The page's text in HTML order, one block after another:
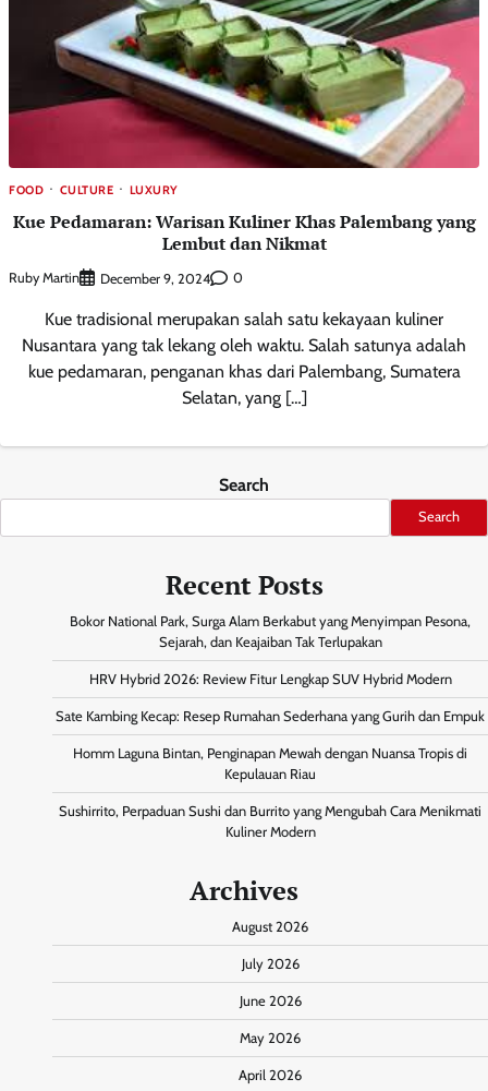
FOOD CULTURE LUXURY
Kue Pedamaran: Warisan Kuliner Khas Palembang yang
Lembut dan Nikmat
Ruby Martin December 9, 2024 0
Kue tradisional merupakan salah satu kekayaan kuliner
Nusantara yang tak lekang oleh waktu. Salah satunya adalah
kue pedamaran, penganan khas dari Palembang, Sumatera
Selatan, yang […]
Search
Search
Recent Posts
Bokor National Park, Surga Alam Berkabut yang Menyimpan Pesona,
Sejarah, dan Keajaiban Tak Terlupakan
HRV Hybrid 2026: Review Fitur Lengkap SUV Hybrid Modern
Sate Kambing Kecap: Resep Rumahan Sederhana yang Gurih dan Empuk
Homm Laguna Bintan, Penginapan Mewah dengan Nuansa Tropis di
Kepulauan Riau
Sushirrito, Perpaduan Sushi dan Burrito yang Mengubah Cara Menikmati
Kuliner Modern
Archives
August 2026
July 2026
June 2026
May 2026
April 2026